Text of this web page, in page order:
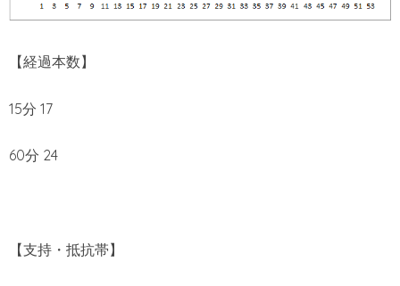
【経過本数】
15分 17
60分 24
【支持・抵抗帯】